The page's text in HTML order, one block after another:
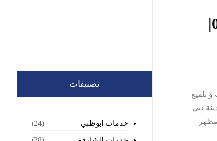
شركة جلي وتلميع الرخام دبي |0568199078|
تلميع
دبي
تصنيفات
خدمات ابوظبي
(24)